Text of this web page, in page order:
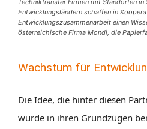
Techniktransfer Firmen mit Standorten in
Entwicklungsländern schaffen in
Entwicklungszusammenarbeit einen
österreichische Firma Mondi, die
Wachstum für
Die Idee, die hinter diesen
wurde in ihren Grundzügen